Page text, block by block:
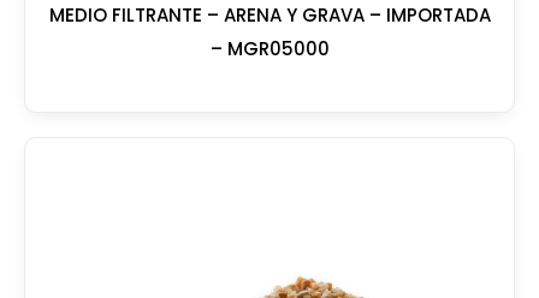
MEDIO FILTRANTE – ARENA Y GRAVA – IMPORTADA
– MGR05000